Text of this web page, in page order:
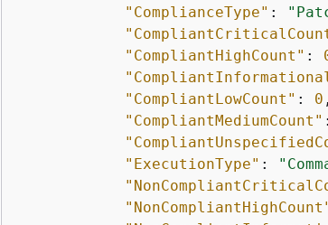
"ComplianceType" :
"CompliantHighCount" :
"CompliantLowCount" : 0 ,
"CompliantMediumCount"
"ExecutionType" :